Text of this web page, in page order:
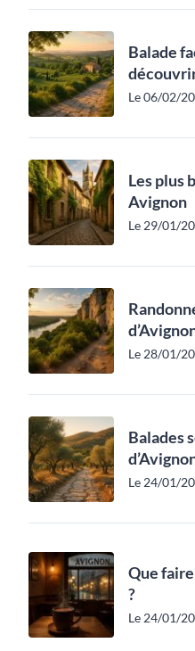
Balade
Le 06/02/
Les plus
Avignon
Le 29/01/
Le 28/01/
Balades
Le 24/01/
Que
?
Le 24/01/